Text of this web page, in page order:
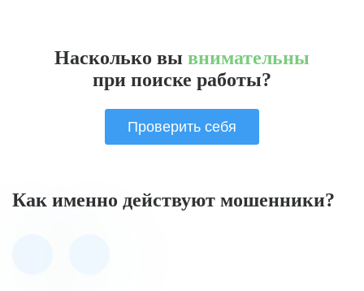
Насколько вы внимательны
при поиске работы?
Проверить себя
Как именно действуют мошенники?